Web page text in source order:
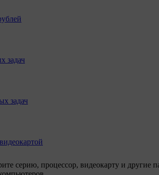
задач
задач
серию, процессор, видеокарту и другие